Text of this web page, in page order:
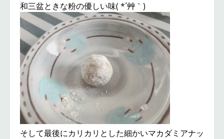
和三盆ときな粉の優しい味( *´艸｀)
そして最後にカリカリとした細かいマカダミアナッ